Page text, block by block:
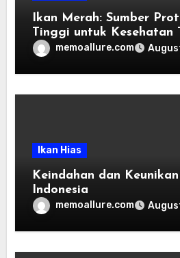
Ikan Merah: Sumber
Tinggi untuk Kesehatan
memoallure.com
Ikan Hias
Keindahan dan
Indonesia
memoallure.com